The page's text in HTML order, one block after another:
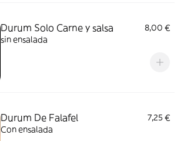
Durum Solo Carne y salsa
8,00 €
sin ensalada
Durum De Falafel
7,25 €
Con ensalada